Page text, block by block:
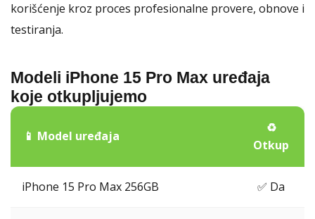
korišćenje kroz proces profesionalne provere, obnove i
testiranja.
Modeli iPhone 15 Pro Max uređaja
koje otkupljujemo
📱 Model uređaja
♻️
Otkup
iPhone 15 Pro Max 256GB ✅ Da